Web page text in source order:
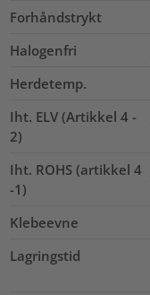
Forhåndstrykt
Halogenfri
Herdetemp.
Iht. ELV (Artikkel 4 -
2)
Iht. ROHS (artikkel 4
-1)
Klebeevne
Lagringstid